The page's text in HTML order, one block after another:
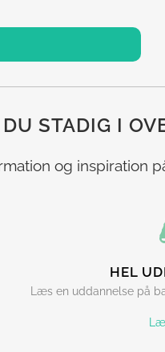
DU STADIG I
og inspiration
HEL
Læs en uddannelse på